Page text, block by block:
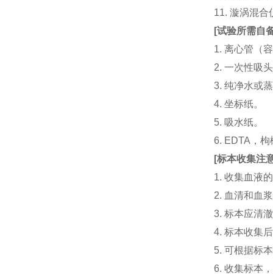
11. 漩涡混
[试验所需自
1. 离心管（
2. 一次性吸
3. 纯净水或
4. 坐标纸。
5. 吸水纸。
6. EDTA，
[标本收集注
1. 收集血液
2. 血清和血
3. 标本应清
4. 标本收集
5. 可根据标
6. 收集标本